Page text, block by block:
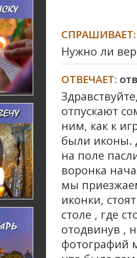
СПРАШИВАЕТ:
Нужно ли
ОТВЕЧАЕТ:
отпускают
ним, как к
были иконы.
на поле
воронка
мы
иконки,
столе , где
отодвинув ,
фотографий